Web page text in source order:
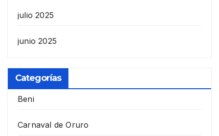
julio 2025
junio 2025
Categorías
Beni
Carnaval de Oruro